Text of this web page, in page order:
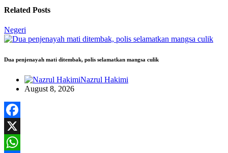
Related Posts
Negeri
Dua penjenayah mati ditembak, polis selamatkan mangsa culik
Nazrul Hakimi
August 8, 2026
Facebook
X